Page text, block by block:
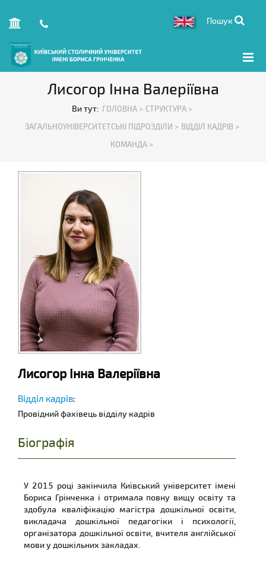
Пошук
Лиcогор Інна Валеріївна
Ви тут: ГОЛОВНА > СТРУКТУРА >
ЗАГАЛЬНОУНІВЕРСИТЕТСЬКІ ПІДРОЗДІЛИ > ВІДДІЛ КАДРІВ >
КОМАНДА >
Лиcогор Інна Валеріївна
Відділ кадрів:
Провідний фахівець відділу кадрів
Біографія
У 2015 році закінчила Київський університет імені
Бориса Грінченка і отримала повну вищу освіту та
здобула кваліфікацію магістра дошкільної освіти,
викладача дошкільної педагогіки і психології,
організатора дошкільної освіти, вчителя англійської
мови у дошкільних закладах.